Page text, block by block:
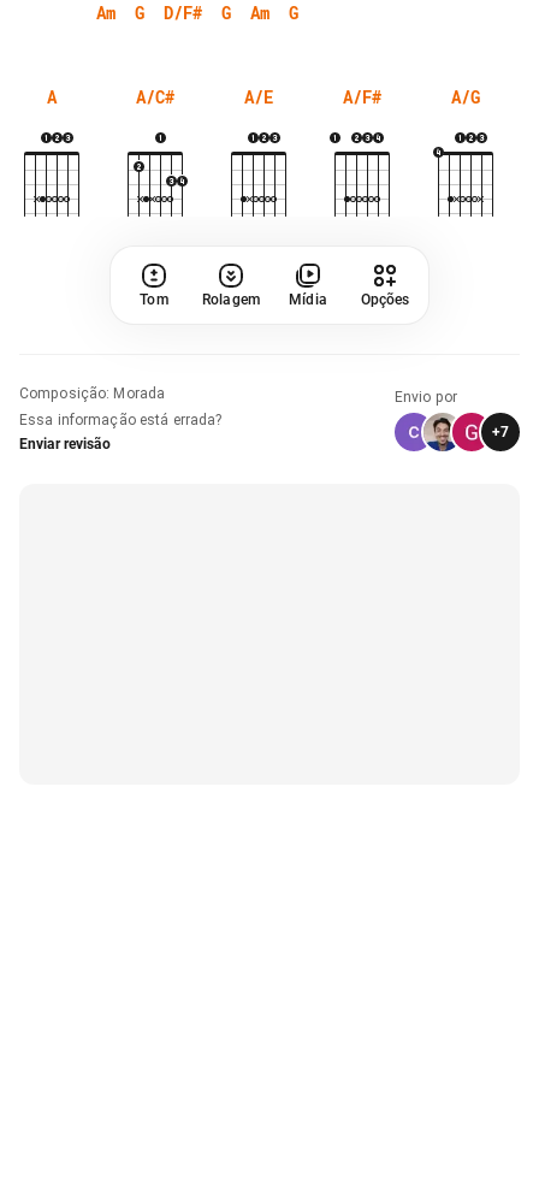
Am
G D/F# G Am G
A A/C# A/E A/F# A/G
Tom Rolagem Mídia Opções
Composição: Morada
Essa informação está errada?
Enviar revisão
Envio por
+7